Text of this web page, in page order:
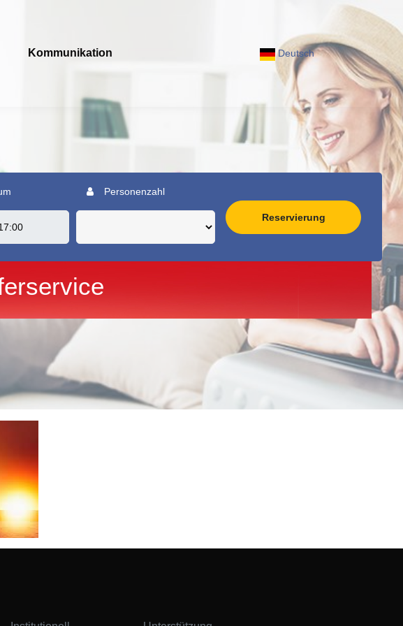
Kommunikation Deutsch
Personenzahl
Reservierung